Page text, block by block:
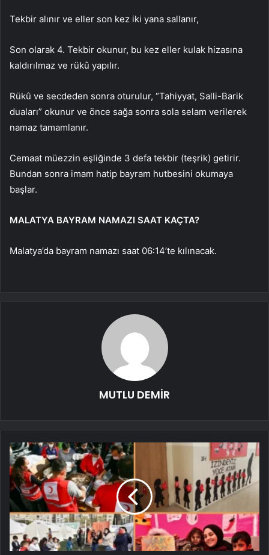
Tekbir alınır ve eller son kez iki yana sallanır,
Son olarak 4. Tekbir okunur, bu kez eller kulak hizasına
kaldırılmaz ve rükû yapılır.
Rükû ve secdeden sonra oturulur, “Tahiyyat, Salli-Barik
duaları” okunur ve önce sağa sonra sola selam verilerek
namaz tamamlanır.
Cemaat müezzin eşliğinde 3 defa tekbir (teşrik) getirir.
Bundan sonra imam hatip bayram hutbesini okumaya
başlar.
MALATYA BAYRAM NAMAZI SAAT KAÇTA?
Malatya’da bayram namazı saat 06:14’te kılınacak.
MUTLU DEMİR